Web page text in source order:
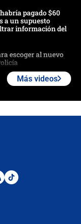
habría pagado $60
a un supuesto
información del
escoger al nuevo
ni posibilidad de
Más videos